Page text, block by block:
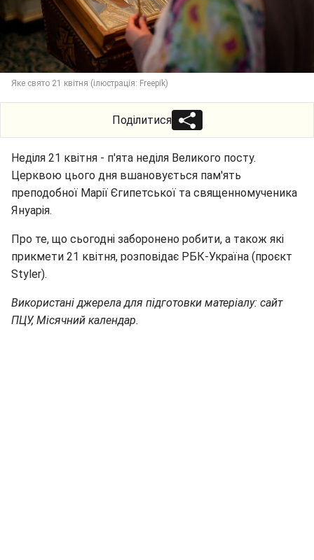
Яке свято 21 квітня (ілюстрація: Freepik)
Поділитися
Неділя 21 квітня - п'ята неділя Великого посту.
Церквою цього дня вшановується пам'ять
преподобної Марії Єгипетської та священномученика
Януарія.
Про те, що сьогодні заборонено робити, а також які
прикмети 21 квітня, розповідає РБК-Україна (проєкт
Styler).
Використані джерела для підготовки матеріалу: сайт
ПЦУ, Місячний календар.